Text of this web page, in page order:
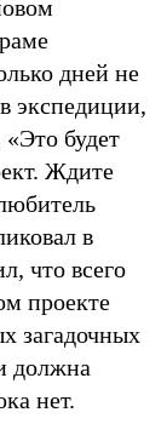
дней не
экспедиции,
будет
Ждите
в
что всего
проекте
загадочных
должна
нет.